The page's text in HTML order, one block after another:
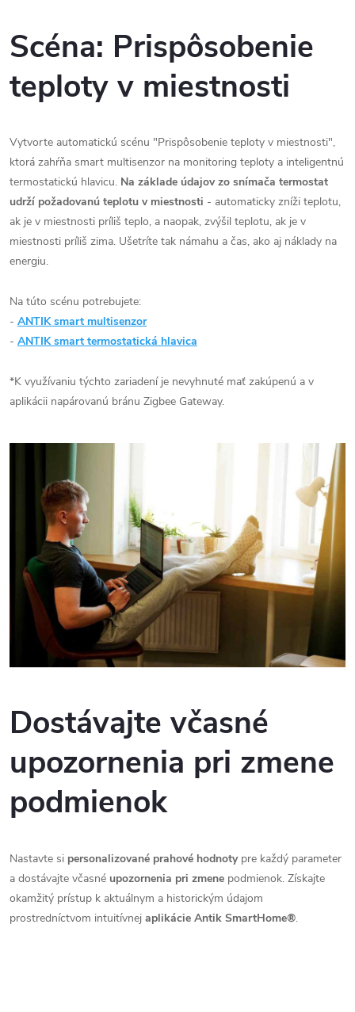
Scéna: Prispôsobenie
teploty v miestnosti
Vytvorte automatickú scénu "Prispôsobenie teploty v miestnosti",
ktorá zahŕňa smart multisenzor na monitoring teploty a inteligentnú
termostatickú hlavicu. Na základe údajov zo snímača termostat
udrží požadovanú teplotu v miestnosti - automaticky zníži teplotu,
ak je v miestnosti príliš teplo, a naopak, zvýšil teplotu, ak je v
miestnosti príliš zima. Ušetríte tak námahu a čas, ako aj náklady na
energiu.
Na túto scénu potrebujete:
- ANTIK smart multisenzor
- ANTIK smart termostatická hlavica
*K využívaniu týchto zariadení je nevyhnuté mať zakúpenú a v
aplikácii napárovanú bránu Zigbee Gateway.
Dostávajte včasné
upozornenia pri zmene
podmienok
Nastavte si personalizované prahové hodnotypre každý parameter
a dostávajte včasné upozornenia pri zmene podmienok. Získajte
okamžitý prístup k aktuálnym a historickým údajom
prostredníctvom intuitívnej aplikácie Antik SmartHome®.